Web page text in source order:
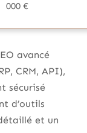
000 €
avancé
CRM, API),
sécurisé
d’outils
et un